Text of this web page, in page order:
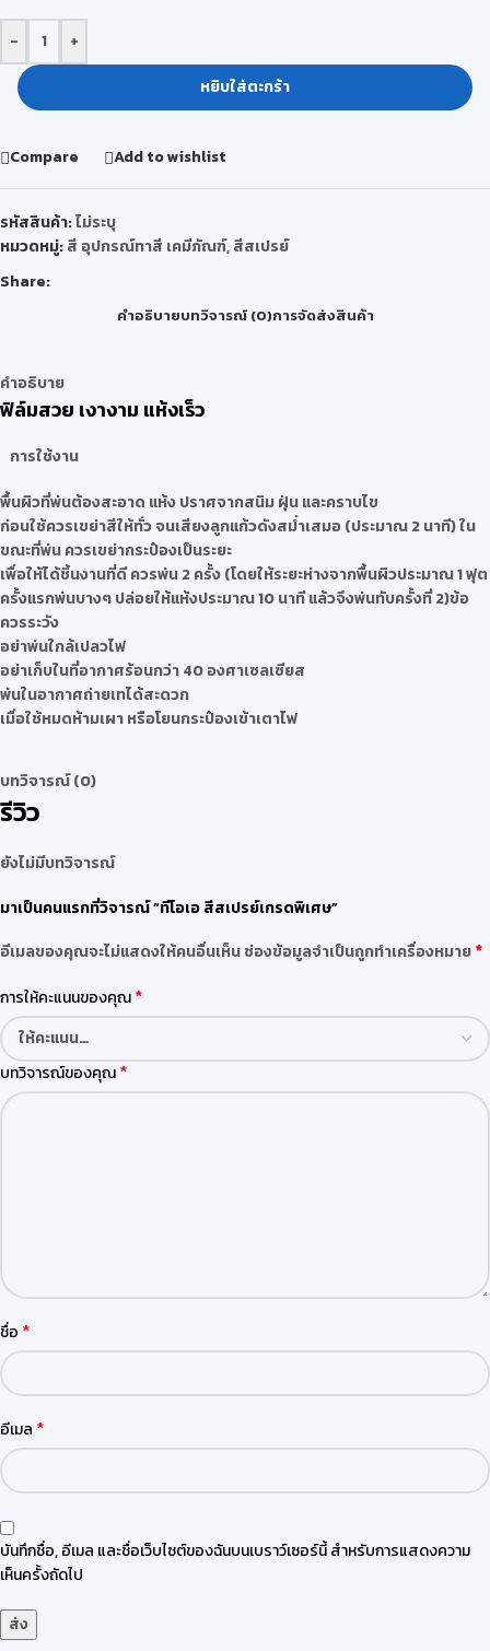
-
+
หยิบใส่ตะกร้า
Compare Add to wishlist
รหัสสินค้า:ไม่ระบุ
หมวดหมู่:สี อุปกรณ์ทาสี เคมีภัณฑ์,สีสเปรย์
Share:
คำอธิบายบทวิจารณ์ (0)การจัดส่งสินค้า
คำอธิบาย
ฟิล์มสวย เงางาม แห้งเร็ว
การใช้งาน
พื้นผิวที่พ่นต้องสะอาด แห้ง ปราศจากสนิม ฝุ่น และคราบไข
ก่อนใช้ควรเขย่าสีให้ทั่ว จนเสียงลูกแก้วดังสม่ำเสมอ (ประมาณ 2 นาที) ใน
ขณะที่พ่น ควรเขย่ากระป๋องเป็นระยะ
เพื่อให้ได้ชิ้นงานที่ดี ควรพ่น 2 ครั้ง (โดยให้ระยะห่างจากพื้นผิวประมาณ 1 ฟุต
ครั้งแรกพ่นบางๆ ปล่อยให้แห้งประมาณ 10 นาที แล้วจึงพ่นทับครั้งที่ 2)ข้อ
ควรระวัง
อย่าพ่นใกล้เปลวไฟ
อย่าเก็บในที่อากาศร้อนกว่า 40 องศาเซลเซียส
พ่นในอากาศถ่ายเทได้สะดวก
เมื่อใช้หมดห้ามเผา หรือโยนกระป๋องเข้าเตาไฟ
บทวิจารณ์ (0)
รีวิว
ยังไม่มีบทวิจารณ์
มาเป็นคนแรกที่วิจารณ์ “ทีโอเอ สีสเปรย์เกรดพิเศษ”
อีเมลของคุณจะไม่แสดงให้คนอื่นเห็นช่องข้อมูลจำเป็นถูกทำเครื่องหมาย*
การให้คะแนนของคุณ*
บทวิจารณ์ของคุณ*
ชื่อ *
อีเมล *
บันทึกชื่อ, อีเมล และชื่อเว็บไซต์ของฉันบนเบราว์เซอร์นี้ สำหรับการแสดงความ
เห็นครั้งถัดไป